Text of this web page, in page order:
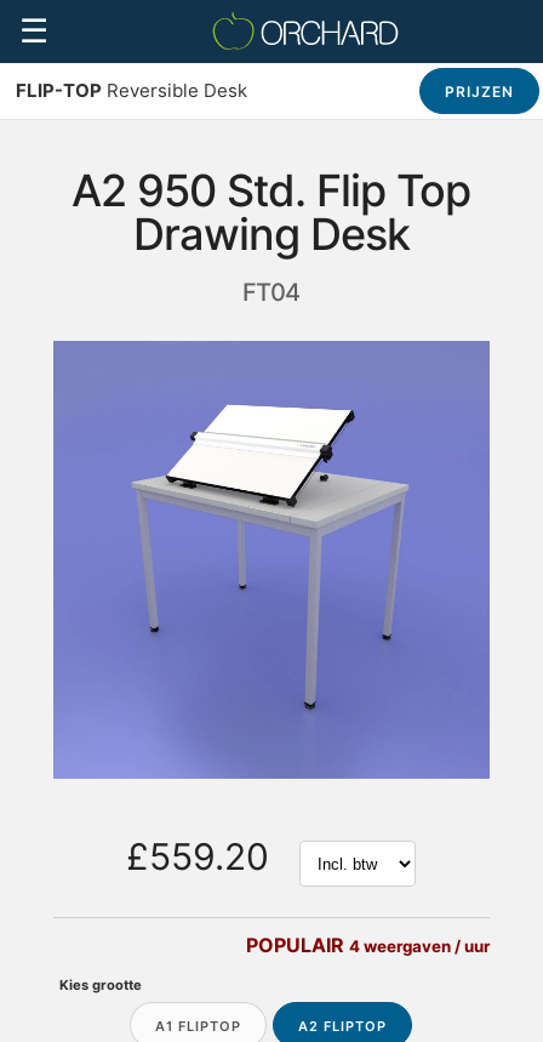
☰
FLIP-TOP Reversible Desk PRIJZEN
A2 950 Std. Flip Top
Drawing Desk
FT04
£559.20
POPULAIR4 weergaven / uur
Kies grootte
A1 FLIPTOP A2 FLIPTOP